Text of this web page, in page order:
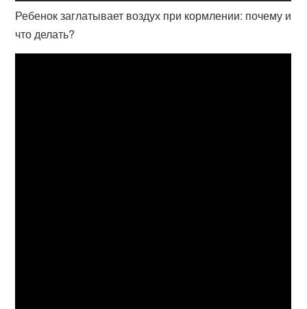
Ребенок заглатывает воздух при кормлении: почему и
что делать?